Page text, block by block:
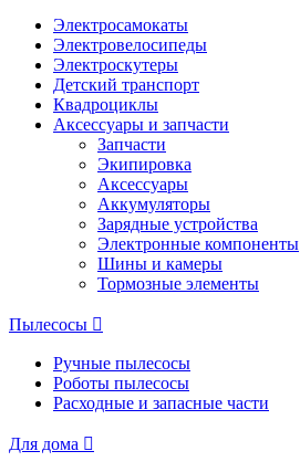
Электросамокаты
Электровелосипеды
Электроскутеры
Детский транспорт
Квадроциклы
Аксессуары и запчасти
Запчасти
Экипировка
Аксессуары
Аккумуляторы
Зарядные устройства
Электронные компоненты
Шины и камеры
Тормозные элементы
Пылесосы
Ручные пылесосы
Роботы пылесосы
Расходные и запасные части
Для дома